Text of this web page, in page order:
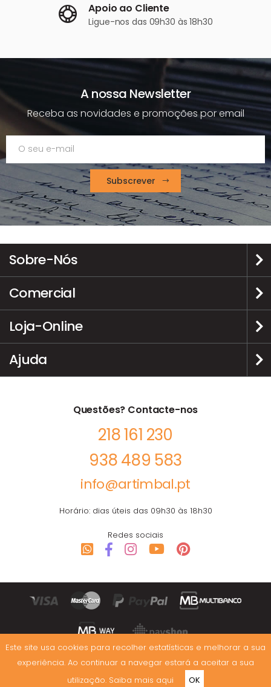
Este site usa cookies para recolher estatísticas e melhorar a sua
experiência. Ao continuar a navegar estará a aceitar a sua
utilização. Saiba mais aqui OK
Apoio ao Cliente
Ligue-nos das 09h30 às 18h30
A nossa Newsletter
Receba as novidades e promoções por email
Subscrever
Sobre-Nós
Comercial
Loja-Online
Ajuda
Questões? Contacte-nos
218 161 230
938 489 583
info@artimbal.pt
Horário: dias úteis das 09h30 às 18h30
Redes sociais